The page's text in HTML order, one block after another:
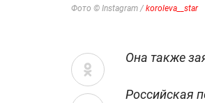
Фото © Instagram / koroleva__star
Она также
Российская